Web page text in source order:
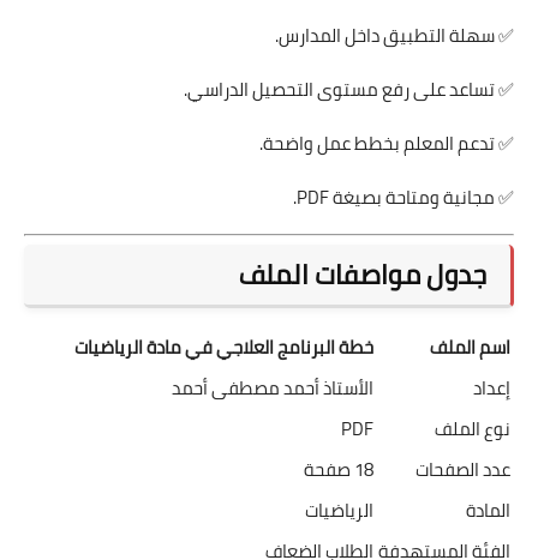
✅ سهلة التطبيق داخل المدارس.
✅ تساعد على رفع مستوى التحصيل الدراسي.
✅ تدعم المعلم بخطط عمل واضحة.
✅ مجانية ومتاحة بصيغة PDF.
جدول مواصفات الملف
اسم الملف
خطة البرنامج العلاجي في مادة الرياضيات
إعداد
الأستاذ أحمد مصطفى أحمد
نوع الملف
PDF
عدد الصفحات
18 صفحة
المادة
الرياضيات
الفئة المستهدفةالطلاب الضعاف